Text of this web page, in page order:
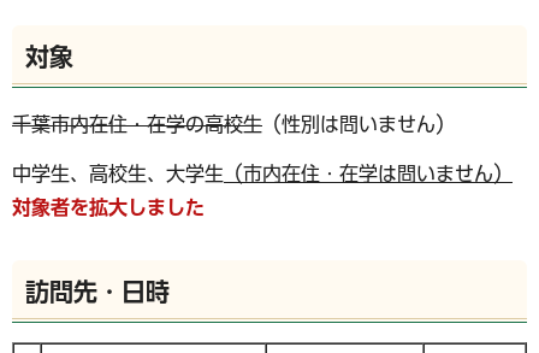
対象
千葉市内在住・在学の高校生 （性別は問いません）
中学生、高校生、大学生 （市内在住・在学は問いません）
対象者を拡大しました
訪問先・日時